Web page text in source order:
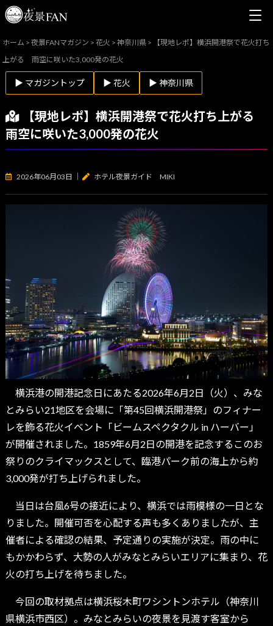
ホーム >夜景FANマガジン >花火 >神奈川県 >
【現地レポ】横浜開港祭で花火打ち
上がる 雨空に咲いた3,000発の花火
▶ マガジントップ ▶ 花火 ▶ 神奈川県
【現地レポ】横浜開港祭で花火打ち上がる
雨空に咲いた3,000発の花火
2026年06月03日 ホテル夜景ガイド MIKI
横浜港の開港記念日にあたる2026年6月2日（火）、みな
とみらい21地区を会場に「第45回横浜開港祭」のフィナー
レを飾る花火イベント「ビームスペクタクル in ハーバー」
が開催されました。1859年6月2日の開港を記念するこのお
祭りのクライマックスとして、臨港パーク前の海上から約
3,000発が打ち上げられました。
当日は台風6号の接近により、横浜では雨模様の一日とな
りました。開催可否を心配する声も多くありましたが、主
催者による確認の結果、予定通りの実施が決定。雨の中に
もかかわらず、大勢の人がみなとみらいエリアに集まり、花
火の打ち上げを待ちました。
今回の取材拠点は横浜桜木町ワシントンホテル（神奈川
県横浜市西区）。みなとみらいの夜景を見渡す客室から